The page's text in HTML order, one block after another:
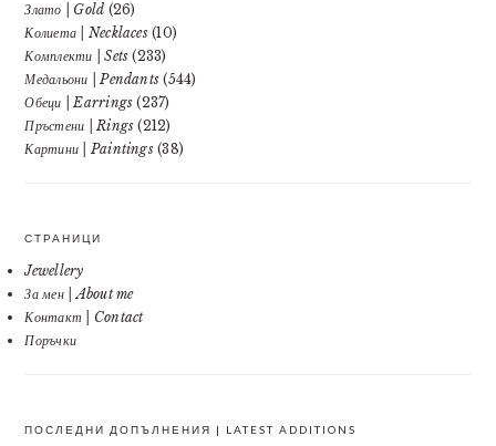
Злато | Gold (26)
Колиета | Necklaces(10)
Комплекти | Sets (233)
Медальони | Pendants (544)
Обеци | Earrings (237)
Пръстени | Rings (212)
Картини | Paintings(38)
СТРАНИЦИ
Jewellery
За мен | About me
Контакт | Contact
Поръчки
ПОСЛЕДНИ ДОПЪЛНЕНИЯ | LATEST ADDITIONS